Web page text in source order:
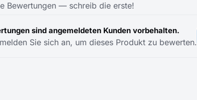
Bewertungen — schreib die erste!
sind angemeldeten Kunden vorbehalten.
Sie sich an, um dieses Produkt zu bewerten.